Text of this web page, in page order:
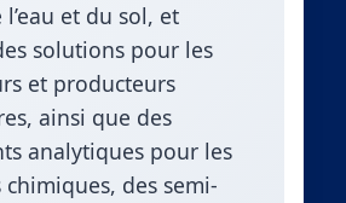
l’eau et du sol, et
solutions pour les
et producteurs
ainsi que des
analytiques pour les
des semi-